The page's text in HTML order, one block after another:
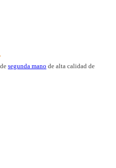
segunda mano de alta calidad de